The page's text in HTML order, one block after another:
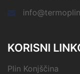
KORISNI
Plin Konjščina